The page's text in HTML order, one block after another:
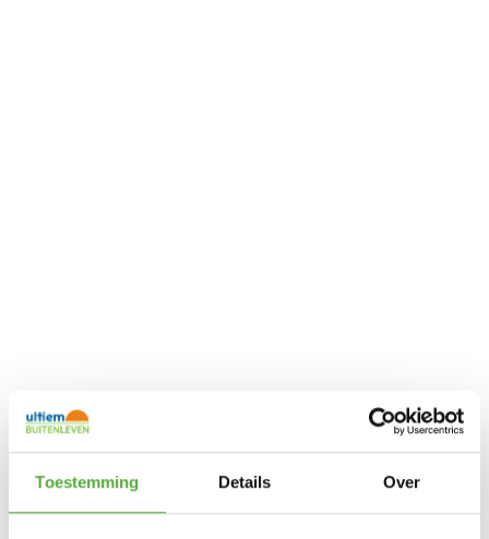
Toestemming Details Over